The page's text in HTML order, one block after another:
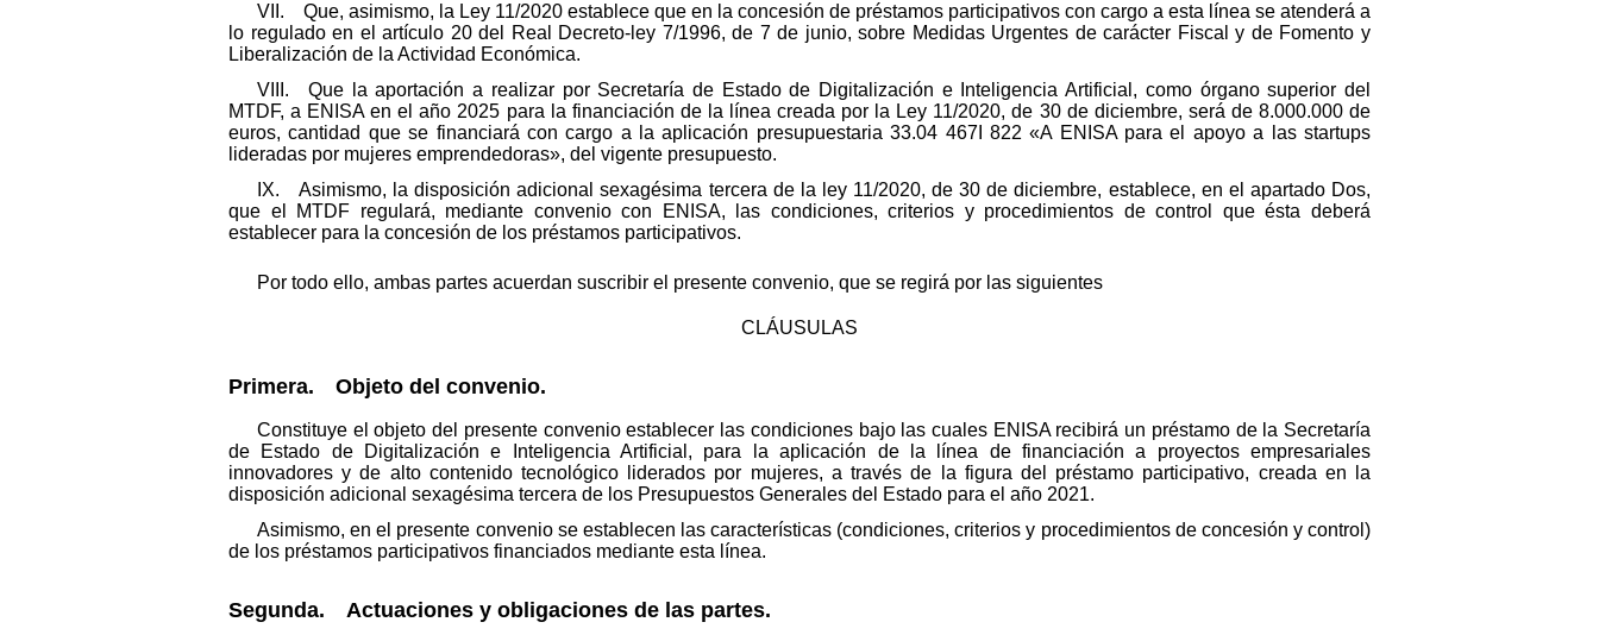
VII. Que, asimismo, la Ley 11/2020 establece que en la concesión de préstamos participativos con cargo a esta línea se atenderá a
lo regulado en el artículo 20 del Real Decreto-ley 7/1996, de 7 de junio, sobre Medidas Urgentes de carácter Fiscal y de Fomento y
Liberalización de la Actividad Económica.
VIII. Que la aportación a realizar por Secretaría de Estado de Digitalización e Inteligencia Artificial, como órgano superior del
MTDF, a ENISA en el año 2025 para la financiación de la línea creada por la Ley 11/2020, de 30 de diciembre, será de 8.000.000 de
euros, cantidad que se financiará con cargo a la aplicación presupuestaria 33.04 467I 822 «A ENISA para el apoyo a las startups
lideradas por mujeres emprendedoras», del vigente presupuesto.
IX. Asimismo, la disposición adicional sexagésima tercera de la ley 11/2020, de 30 de diciembre, establece, en el apartado Dos,
que el MTDF regulará, mediante convenio con ENISA, las condiciones, criterios y procedimientos de control que ésta deberá
establecer para la concesión de los préstamos participativos.
Por todo ello, ambas partes acuerdan suscribir el presente convenio, que se regirá por las siguientes
CLÁUSULAS
Primera. Objeto del convenio.
Constituye el objeto del presente convenio establecer las condiciones bajo las cuales ENISA recibirá un préstamo de la Secretaría
de Estado de Digitalización e Inteligencia Artificial, para la aplicación de la línea de financiación a proyectos empresariales
innovadores y de alto contenido tecnológico liderados por mujeres, a través de la figura del préstamo participativo, creada en la
disposición adicional sexagésima tercera de los Presupuestos Generales del Estado para el año 2021.
Asimismo, en el presente convenio se establecen las características (condiciones, criterios y procedimientos de concesión y control)
de los préstamos participativos financiados mediante esta línea.
Segunda. Actuaciones y obligaciones de las partes.